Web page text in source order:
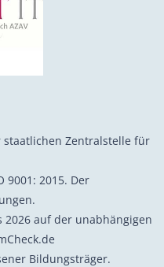
Zentralstelle für
9001: 2015. Der
2026 auf der unabhängigen
Bildungsträger.